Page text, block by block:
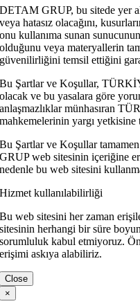
DETAM GRUP, bu sitede yer
veya hatasız olacağını,
onu kullanıma sunan
olduğunu veya materyallerin
güvenilirliğini temsil ettiğini
Bu Şartlar ve Koşullar,
olacak ve bu yasalara göre
anlaşmazlıklar münhasıran
mahkemelerinin yargı yetkisine
Bu Şartlar ve Koşullar
GRUP web sitesinin içeriğine
nedenle bu web sitesini
Hizmet kullanılabilirliği
Bu web sitesini her zaman
sitesinin herhangi bir süre
sorumluluk kabul etmiyoruz.
erişimi askıya alabiliriz.
Close
×